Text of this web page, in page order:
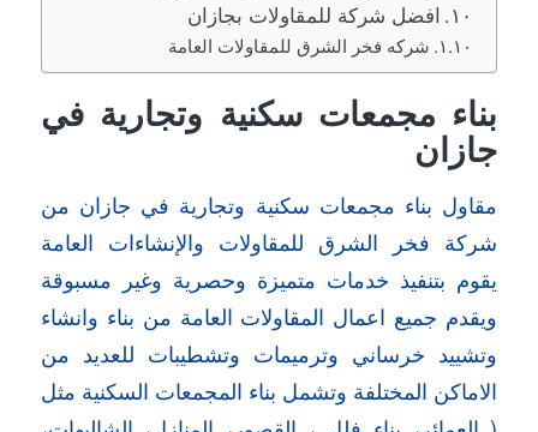
افضل شركة للمقاولات بجازان
شركه فخر الشرق للمقاولات العامة
بناء مجمعات سكنية وتجارية في
جازان
مقاول بناء مجمعات سكنية وتجارية في جازان من
شركة فخر الشرق للمقاولات والإنشاءات العامة
يقوم بتنفيذ خدمات متميزة وحصرية وغير مسبوقة
ويقدم جميع اعمال المقاولات العامة من بناء وانشاء
وتشييد خرساني وترميمات وتشطيبات للعديد من
الاماكن المختلفة وتشمل بناء المجمعات السكنية مثل